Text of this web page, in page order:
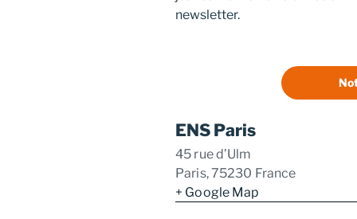
newsletter.
ENS Paris
45 rue d’Ulm
Paris,75230 France
+ Google Map